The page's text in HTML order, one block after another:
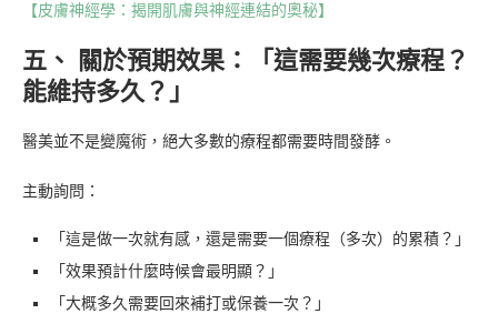
【皮膚神經學：揭開肌膚與神經連結的奧秘】
五、 關於預期效果：「這需要幾次療程？
能維持多久？」
醫美並不是變魔術，絕大多數的療程都需要時間發酵。
主動詢問：
「這是做一次就有感，還是需要一個療程（多次）的累積？」
「效果預計什麼時候會最明顯？」
「大概多久需要回來補打或保養一次？」